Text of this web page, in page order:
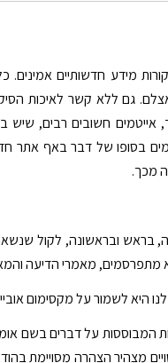
מידע חדשותיים אמינים.
גם ללא קשר לאיכות
חשובים רבים, שיש
בסופו של דבר באף אתר
מכך.
בראש ובראשונה, לקול
מתפרסמים, מאמרי הדיעה
היא לשמור על מקסימום
המבוססות על דברים בשם
מצהיר הצהרה מסויימת